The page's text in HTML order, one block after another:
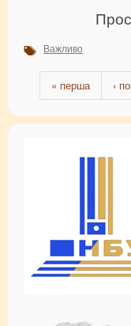
Важливо
« перша ‹